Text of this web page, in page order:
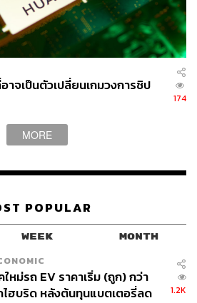
าจเป็นตัวเปลี่ยนเกมวงการชิป
174
MORE
POPULAR
WEEK MONTH
ใหม่รถ EV ราคาเริ่ม (ถูก) กว่า
ไฮบริด หลังต้นทุนแบตเตอรี่ลด
1.2K